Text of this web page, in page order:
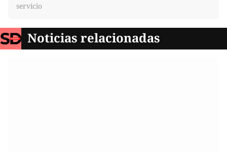
servicio
Noticias relacionadas